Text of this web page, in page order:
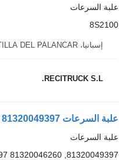
علبة السرعات
8S2100
إسبانيا، MOTILLA DEL PALANCAR
RECITRUCK S.L.
علبة السرعات 81320049397 لـ السيارات القاطرة MAN TGX
علبة السرعات
81320049397, 81320046260 81320046397, 12AS2330TD